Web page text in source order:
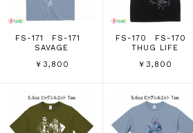
FS-171 FS-171
SAVAGE
￥3,800
FS-170 FS-170
THUG LIFE
￥3,800